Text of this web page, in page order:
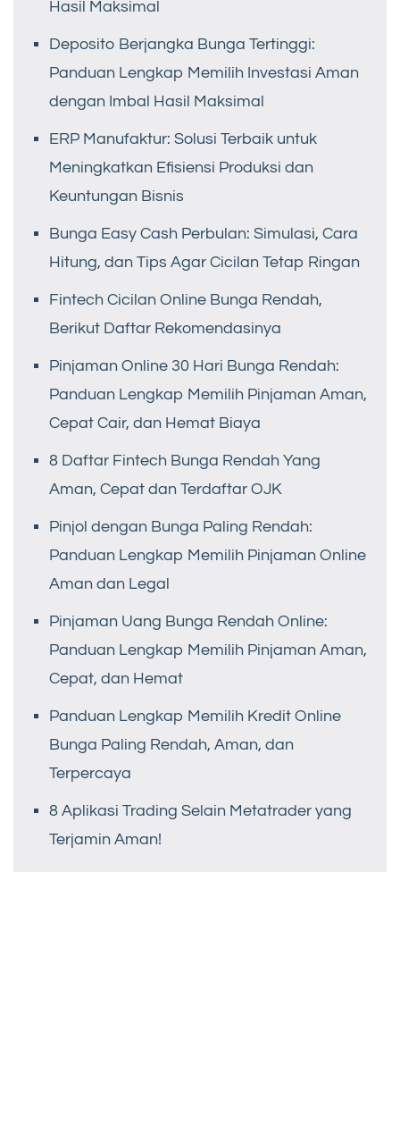
Hasil Maksimal
Deposito Berjangka Bunga Tertinggi:
Panduan Lengkap Memilih Investasi Aman
dengan Imbal Hasil Maksimal
ERP Manufaktur: Solusi Terbaik untuk
Meningkatkan Efisiensi Produksi dan
Keuntungan Bisnis
Bunga Easy Cash Perbulan: Simulasi, Cara
Hitung, dan Tips Agar Cicilan Tetap Ringan
Fintech Cicilan Online Bunga Rendah,
Berikut Daftar Rekomendasinya
Pinjaman Online 30 Hari Bunga Rendah:
Panduan Lengkap Memilih Pinjaman Aman,
Cepat Cair, dan Hemat Biaya
8 Daftar Fintech Bunga Rendah Yang
Aman, Cepat dan Terdaftar OJK
Pinjol dengan Bunga Paling Rendah:
Panduan Lengkap Memilih Pinjaman Online
Aman dan Legal
Pinjaman Uang Bunga Rendah Online:
Panduan Lengkap Memilih Pinjaman Aman,
Cepat, dan Hemat
Panduan Lengkap Memilih Kredit Online
Bunga Paling Rendah, Aman, dan
Terpercaya
8 Aplikasi Trading Selain Metatrader yang
Terjamin Aman!